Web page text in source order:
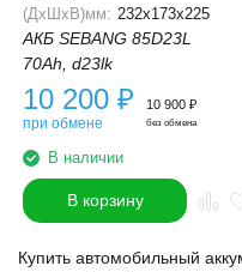
(ДхШхВ)мм: 232x173x225
АКБ SEBANG 85D23L
70Ah, d23lk
10 200 ₽
при обмене
10 900 ₽
без обмена
В наличии
В корзину
Купить автомобильный